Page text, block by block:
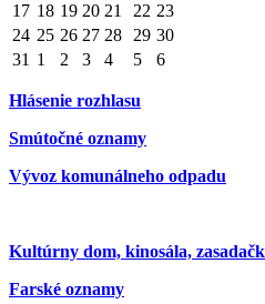
17 18 19 20 21 22 23
24 25 26 27 28 29 30
31 1 2 3 4 5 6
Hlásenie rozhlasu
Smútočné oznamy
Vývoz komunálneho odpadu
Kultúrny dom, kinosála,
Farské oznamy